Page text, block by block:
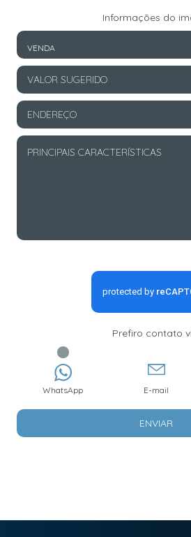
Informações do
VENDA
Prefiro contato
WhatsApp E-mail
ENVIAR